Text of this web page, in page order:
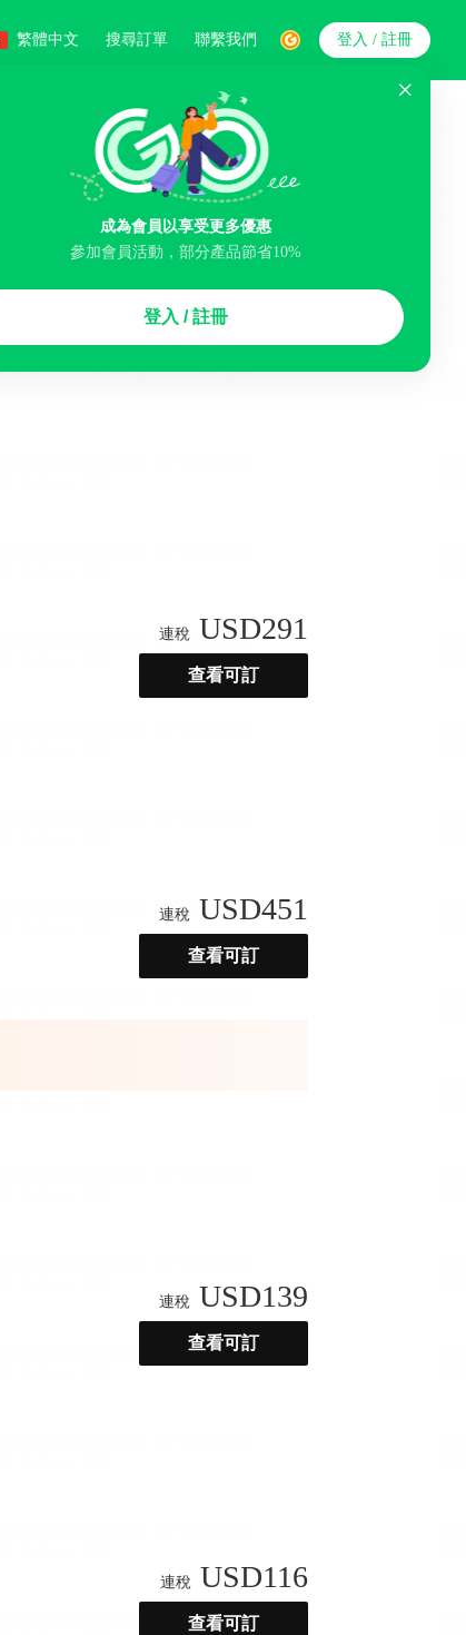
繁體中文 搜尋訂單 聯繫我們
成為會員以享受更多優惠
參加會員活動，部分產品節省10%
登入 / 註冊
登入 / 註冊
搜索
服務 免費取消 民宿 泊車場
連稅 USD291
查看可訂
連稅 USD451
查看可訂
連稅 USD139
查看可訂
連稅 USD116
查看可訂